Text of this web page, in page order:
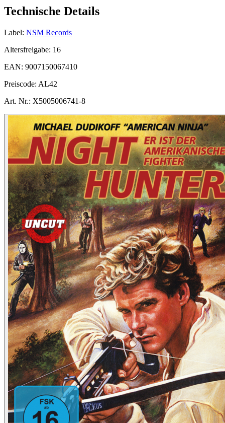
Technische Details
Label: NSM Records
Altersfreigabe: 16
EAN: 9007150067410
Preiscode: AL42
Art. Nr.: X5005006741-8